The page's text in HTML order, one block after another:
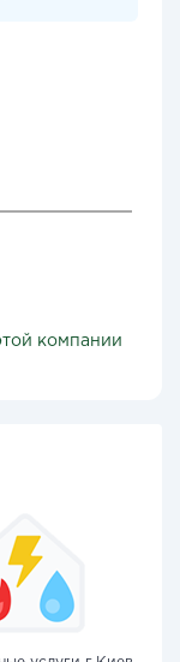
компании